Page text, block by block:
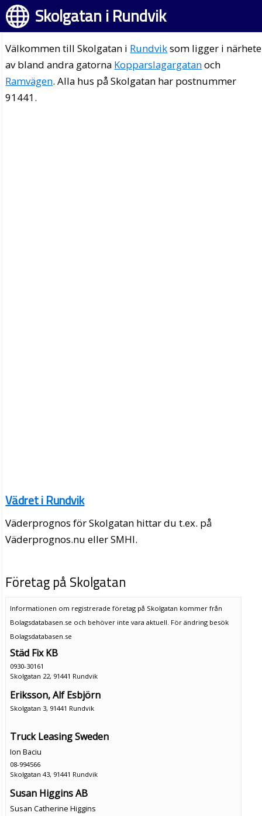
Skolgatan i Rundvik
Välkommen till Skolgatan i Rundviksom ligger i
av bland andra gatorna Kopparslagargatanoch
Ramvägen. Alla hus på Skolgatan har postnummer
91441.
Vädret i Rundvik
Väderprognos för Skolgatan hittar du t.ex. på
Väderprognos.nu eller SMHI.
Företag på Skolgatan
Informationen om registrerade företag på Skolgatan kommer från
Bolagsdatabasen.se och behöver inte vara aktuell. För ändring besök
Bolagsdatabasen.se
Städ Fix KB
0930-30161
Skolgatan 22, 91441 Rundvik
Eriksson, Alf Esbjörn
Skolgatan 3, 91441 Rundvik
Truck Leasing Sweden
Ion Baciu
08-994566
Skolgatan 43, 91441 Rundvik
Susan Higgins AB
Susan Catherine Higgins